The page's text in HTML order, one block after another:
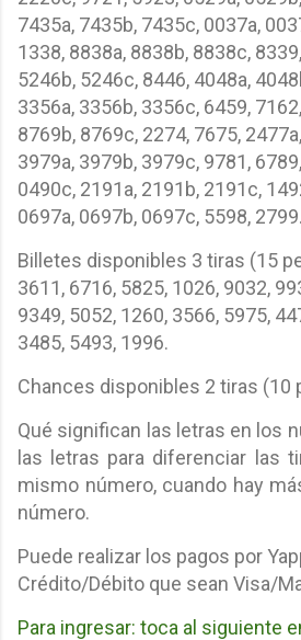
7435a, 7435b, 7435c, 0037a,
1338, 8838a, 8838b, 8838c,
5246b, 5246c, 8446, 4048a,
3356a, 3356b, 3356c, 6459,
8769b, 8769c, 2274, 7675,
3979a, 3979b, 3979c, 9781,
0490c, 2191a, 2191b, 2191c,
0697a, 0697b, 0697c, 5598, 2799.
Billetes disponibles 3 tiras (15
3611, 6716, 5825, 1026, 9032,
9349, 5052, 1260, 3566, 5975,
3485, 5493, 1996.
Chances disponibles 2 tiras (10
Qué significan las letras en los
las letras para diferenciar las
mismo número, cuando hay
número.
Puede realizar los pagos por
Crédito/Débito que sean Visa/
Para ingresar: toca al siguiente